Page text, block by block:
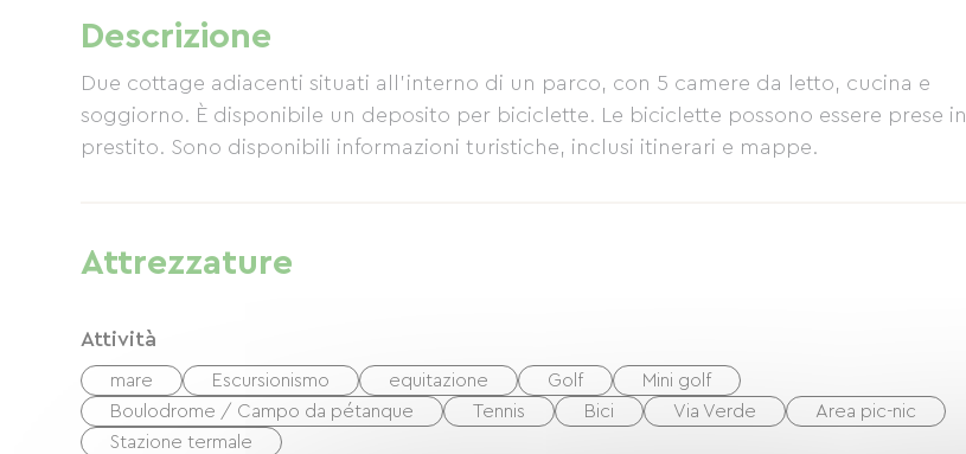
Descrizione
Due cottage adiacenti situati all'interno di un parco, con 5 camere da letto, cucina e
soggiorno. È disponibile un deposito per biciclette. Le biciclette possono essere prese in
prestito. Sono disponibili informazioni turistiche, inclusi itinerari e mappe.
Attrezzature
Attività
mare Escursionismo equitazione Golf
Mini golf
Boulodrome / Campo da pétanque
Tennis Bici Via Verde
Area pic-nic
Stazione termale